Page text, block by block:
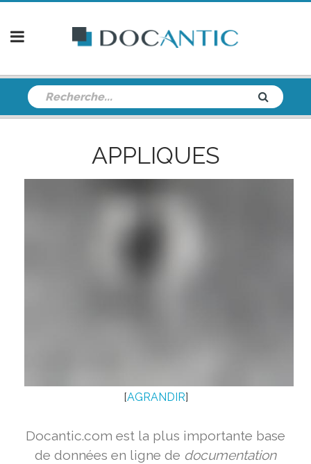
APPLIQUES
[AGRANDIR]
Docantic.com est la plus importante base
de données en ligne de documentation